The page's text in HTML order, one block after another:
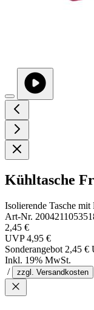
Kühltasche
Isolierende Tasche
Art-Nr.
2,45 €
UVP 4,95 €
Sonderangebot 2,45 €
Inkl. 19% MwSt.
/
zzgl. Versandkosten